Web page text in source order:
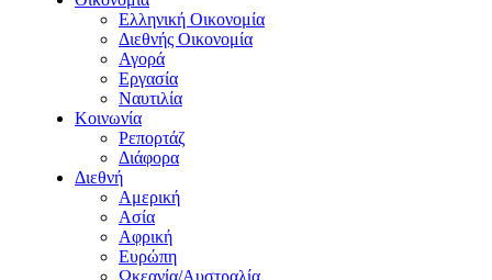
Ελληνική Οικονομία
Διεθνής Οικονομία
Αγορά
Εργασία
Ναυτιλία
Κοινωνία
Ρεπορτάζ
Διάφορα
Διεθνή
Αμερική
Ασία
Αφρική
Ευρώπη
Ωκεανία/Αυστραλία